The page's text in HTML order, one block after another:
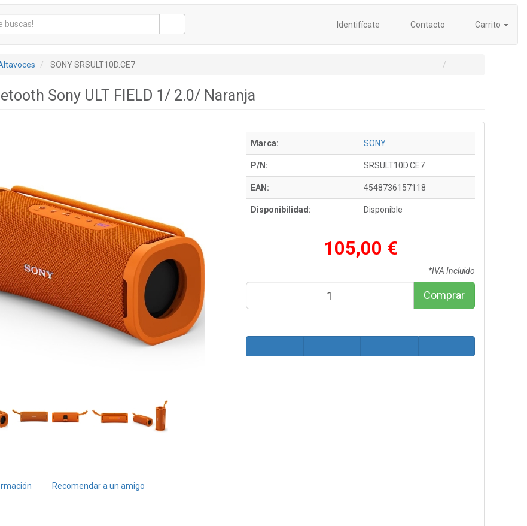
Identifícate Contacto Carrito
SONY SRSULT10D.CE7
Sony ULT FIELD 1/ 2.0/ Naranja
Marca: SONY
P/N: SRSULT10D.CE7
EAN: 4548736157118
Disponibilidad: Disponible
105,00 €
*IVA Incluido
Comprar
Recomendar a un amigo